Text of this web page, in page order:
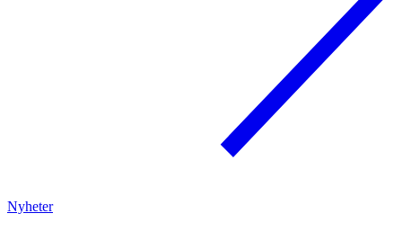
Nyheter